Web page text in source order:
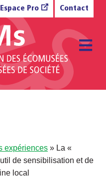
Espace Pro Contact
expériences » La «
de sensibilisation et de
local